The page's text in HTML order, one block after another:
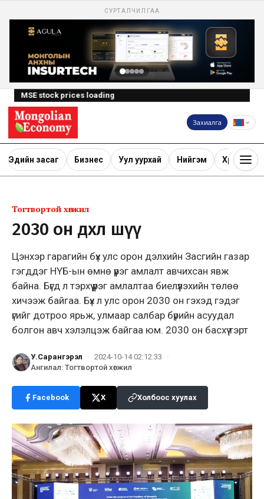
СУРТАЛЧИЛГАА
MSE stock prices loading
Захиалга
Эдийн засаг Бизнес Уул уурхай Нийгэм Хөрөнгө
Тогтвортой хөгжил
2030 он дөхлөө шүү
Цэнхэр гарагийн бүх улс орон дэлхийн Засгийн газар
гэгддэг НҮБ-ын өмнө үүрэг амлалт авчихсан явж
байна. Бүгд л тэрхүү үүрэг амлалтаа биелүүлэхийн төлөө
хичээж байгаа. Бүх л улс орон 2030 он гэхэд гэдэг
үгийг дотроо ярьж, улмаар салбар бүрийн асуудал
болгон авч хэлэлцэж байгаа юм. 2030 он басхүү тэрт
У.Сарангэрэл · 2024-10-14 02:12:33
·
Ангилал: Тогтвортой хөгжил
Facebook X Холбоос хуулах